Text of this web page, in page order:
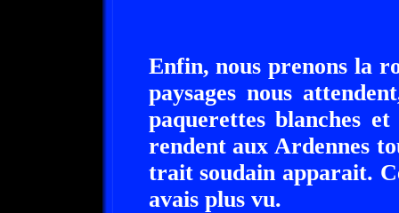
Enfin, nous prenons la
paysages nous
paquerettes blanches
rendent aux Ardennes
trait soudain apparait.
avais plus vu.